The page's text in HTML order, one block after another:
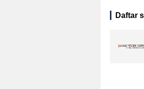
Daftar